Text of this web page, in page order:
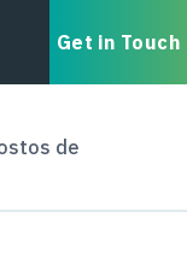
Get in Touch
de